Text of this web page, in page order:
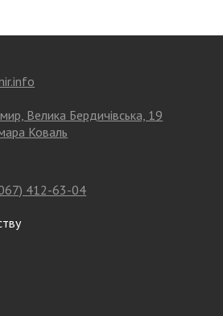
Велика Бердичівська, 19
Коваль
412-63-04